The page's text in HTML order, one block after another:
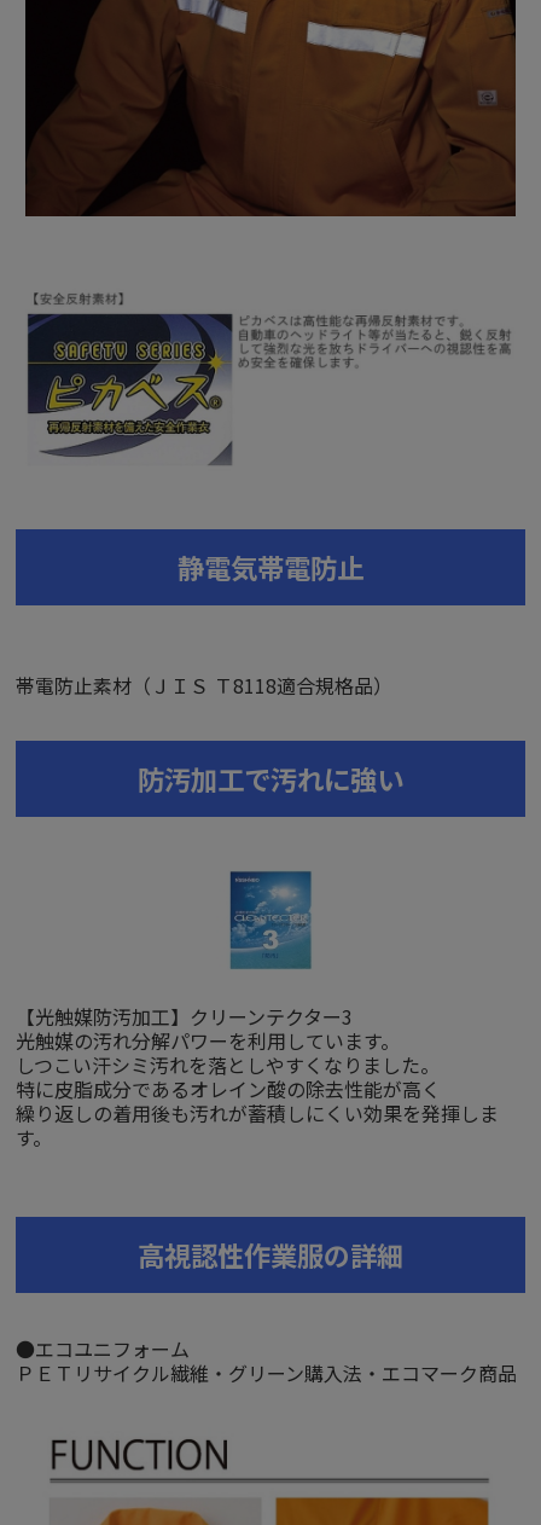
静電気帯電防止
帯電防止素材（ＪＩＳ Ｔ8118適合規格品）
防汚加工で汚れに強い
【光触媒防汚加工】クリーンテクター3
光触媒の汚れ分解パワーを利用しています。
しつこい汗シミ汚れを落としやすくなりました。
特に皮脂成分であるオレイン酸の除去性能が高く
繰り返しの着用後も汚れが蓄積しにくい効果を発揮しま
す。
高視認性作業服の詳細
●エコユニフォーム
ＰＥＴリサイクル繊維・グリーン購入法・エコマーク商品